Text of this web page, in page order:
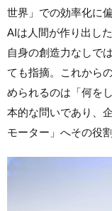
世界」での効率化に
AIは人間が作り出し
自身の創造力なしで
ても指摘。これから
められるのは「何を
本的な問いであり、
モーター」へその役